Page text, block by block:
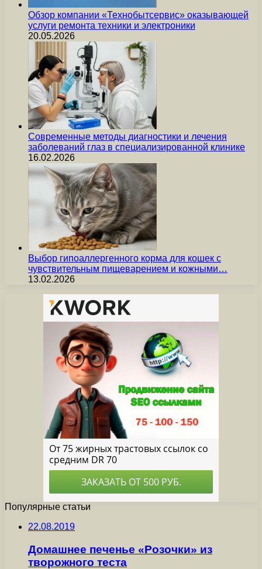
Обзор компании «Технобытсервис» оказывающей
услуги ремонта техники и электроники
20.05.2026
Современные методы диагностики и лечения
заболеваний глаз в специализированной клинике
16.02.2026
Выбор гипоаллергенного корма для кошек с
чувствительным пищеварением и кожными…
13.02.2026
Популярные статьи
22.08.2019
Домашнее печенье «Розочки» из
творожного теста